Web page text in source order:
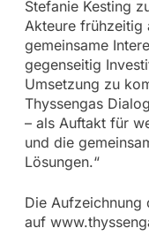
Stefanie Kesting
Akteure frühzeitig
gemeinsame
gegenseitig
Umsetzung zu
Thyssengas
– als Auftakt für
und die
Lösungen.“
Die Aufzeichnung
auf